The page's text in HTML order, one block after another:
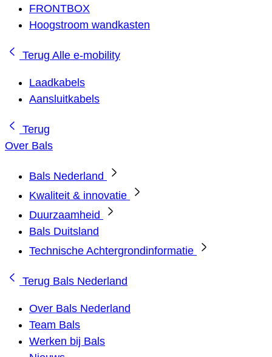
FRONTBOX
Hoogstroom wandkasten
Terug Alle e-mobility
Laadkabels
Aansluitkabels
Terug
Over Bals
Bals Nederland
Kwaliteit & innovatie
Duurzaamheid
Bals Duitsland
Technische Achtergrondinformatie
Terug Bals Nederland
Over Bals Nederland
Team Bals
Werken bij Bals